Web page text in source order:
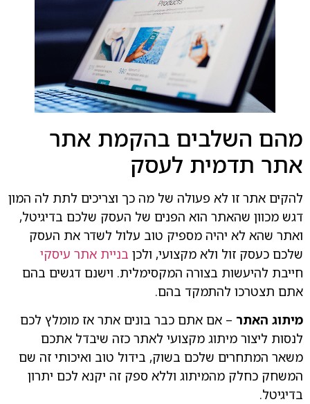
מהם השלבים בהקמת אתר
אתר תדמית לעסק
להקים אתר זו לא פעולה של מה כך וצריכים לתת לה המון
דגש מכוון שהאתר הוא הפנים של העסק שלכם בדיגיטל,
ואתר שהא לא יהיה מספיק טוב עלול לשדר את העסק
שלכם כעסק זול ולא מקצועי, ולכן בניית אתר עיסקי
חייבת להיעשות בצורה המקסימלית. וישנם דגשים בהם
אתם תצטרכו להתמקד בהם.
מיתוג האתר – אם אתם כבר בונים אתר אז מומלץ לכם
לנסות ליצור מיתוג מקצועי לאתר כזה שיבדל אתכם
משאר המתחרים שלכם בשוק, בידול טוב ואיכותי זה שם
המשחק כחלק מהמיתוג וללא ספק זה יקנא לכם יתרון
בדיגיטל.